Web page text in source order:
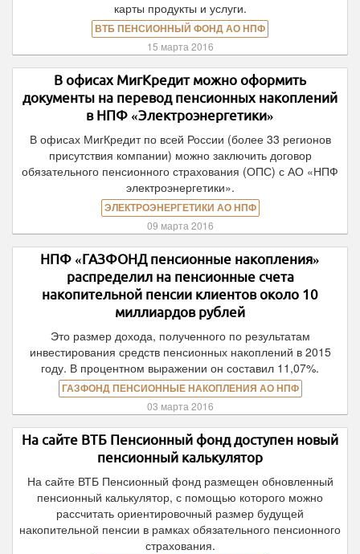
карты продукты и услуги.
ВТБ ПЕНСИОННЫЙ ФОНД АО НПФ
15 марта 2016
В офисах МигКредит можно оформить
документы на перевод пенсионных накоплений
в НПФ «Электроэнергетики»
В офисах МигКредит по всей России (более 33 регионов
присутствия компании) можно заключить договор
обязательного пенсионного страхования (ОПС) с АО «НПФ
электроэнергетики».
ЭЛЕКТРОЭНЕРГЕТИКИ АО НПФ
09 марта 2016
НПФ «ГАЗФОНД пенсионные накопления»
распределил на пенсионные счета
накопительной пенсии клиентов около 10
миллиардов рублей
Это размер дохода, полученного по результатам
инвестирования средств пенсионных накоплений в 2015
году. В процентном выражении он составил 11,07%.
ГАЗФОНД ПЕНСИОННЫЕ НАКОПЛЕНИЯ АО НПФ
03 марта 2016
На сайте ВТБ Пенсионный фонд доступен новый
пенсионный калькулятор
На сайте ВТБ Пенсионный фонд размещен обновленный
пенсионный калькулятор, с помощью которого можно
рассчитать ориентировочный размер будущей
накопительной пенсии в рамках обязательного пенсионного
страхования.